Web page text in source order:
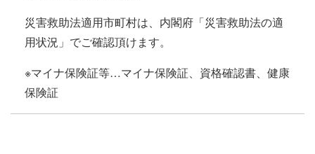
災害救助法適用市町村は、内閣府「災害救助法の適
用状況」でご確認頂けます。
※マイナ保険証等…マイナ保険証、資格確認書、健康
保険証